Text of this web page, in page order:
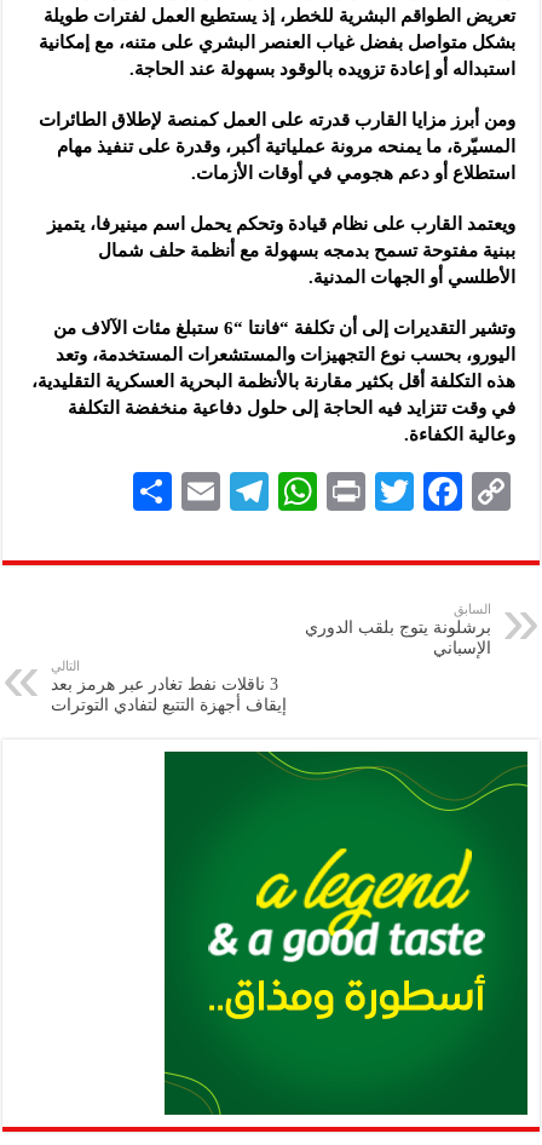
تعريض الطواقم البشرية للخطر، إذ يستطيع العمل لفترات طويلة
بشكل متواصل بفضل غياب العنصر البشري على متنه، مع إمكانية
استبداله أو إعادة تزويده بالوقود بسهولة عند الحاجة.
ومن أبرز مزايا القارب قدرته على العمل كمنصة لإطلاق الطائرات
المسيّرة، ما يمنحه مرونة عملياتية أكبر، وقدرة على تنفيذ مهام
استطلاع أو دعم هجومي في أوقات الأزمات.
ويعتمد القارب على نظام قيادة وتحكم يحمل اسم مينيرفا، يتميز
ببنية مفتوحة تسمح بدمجه بسهولة مع أنظمة حلف شمال
الأطلسي أو الجهات المدنية.
وتشير التقديرات إلى أن تكلفة “فانتا “6 ستبلغ مئات الآلاف من
اليورو، بحسب نوع التجهيزات والمستشعرات المستخدمة، وتعد
هذه التكلفة أقل بكثير مقارنة بالأنظمة البحرية العسكرية التقليدية،
في وقت تتزايد فيه الحاجة إلى حلول دفاعية منخفضة التكلفة
وعالية الكفاءة.
C
p
y
Li
F
eb
k
T
tt
P
nt
W
at
p
p
Te
gr
E
ai
ar
السابق
برشلونة يتوج بلقب الدوري
الإسباني
التالي
3 ناقلات نفط تغادر عبر هرمز بعد
إيقاف أجهزة التتبع لتفادي التوترات